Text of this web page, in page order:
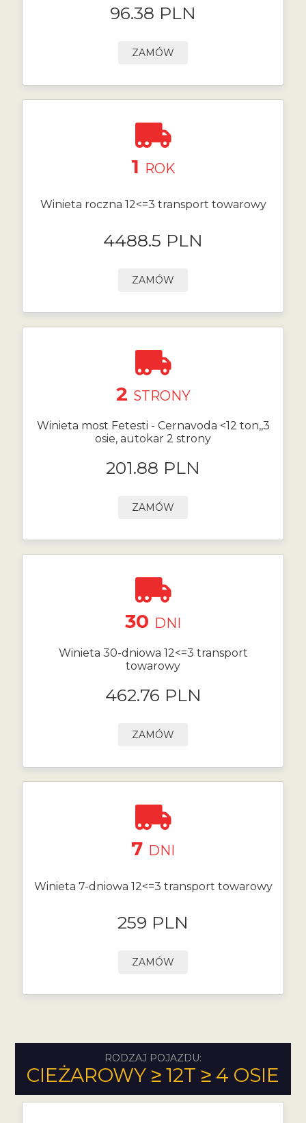
96.38 PLN
ZAMÓW
1 ROK
Winieta roczna 12<=3 transport towarowy
4488.5 PLN
ZAMÓW
2 STRONY
Winieta most Fetesti - Cernavoda <12 ton,,3
osie, autokar 2 strony
201.88 PLN
ZAMÓW
30 DNI
Winieta 30-dniowa 12<=3 transport
towarowy
462.76 PLN
ZAMÓW
7 DNI
Winieta 7-dniowa 12<=3 transport towarowy
259 PLN
ZAMÓW
RODZAJ POJAZDU:
CIEŻAROWY ≥ 12T ≥ 4 OSIE